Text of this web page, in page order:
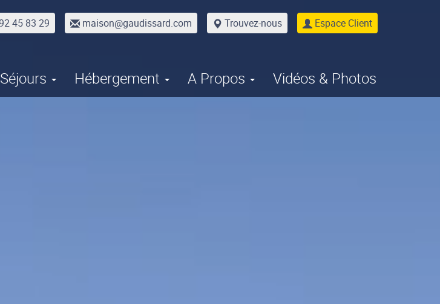
45 83 29 maison@gaudissard.com Trouvez-nous Espace Client
Hébergement A Propos Vidéos & Photos